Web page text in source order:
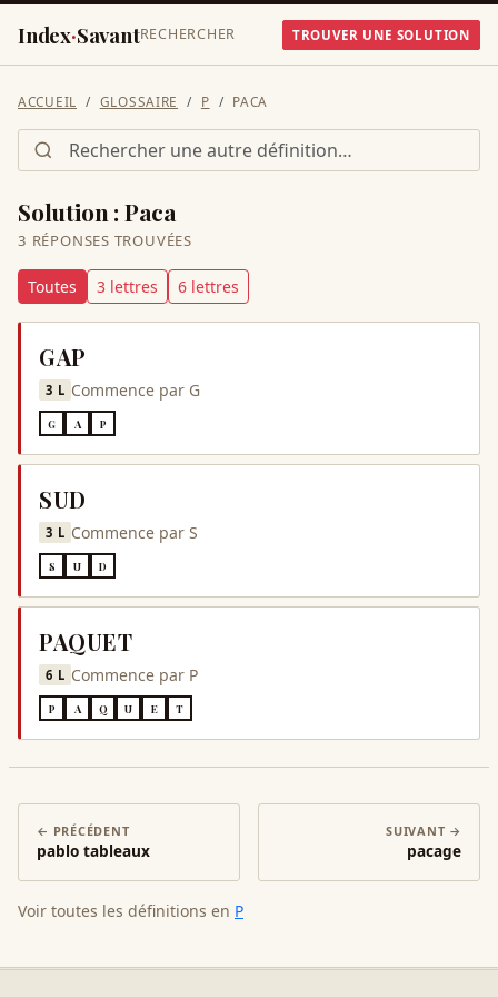
Index·SavantRECHERCHER TROUVER UNE SOLUTION
ACCUEIL GLOSSAIRE P PACA
Solution : Paca
3 RÉPONSES TROUVÉES
Toutes 3 lettres 6 lettres
GAP
3 L Commence par G
G A P
SUD
3 L Commence parS
S U D
PAQUET
6 L Commence par P
P A Q U E T
← PRÉCÉDENT
pablo tableaux
SUIVANT →
pacage
Voir toutes les définitions en P